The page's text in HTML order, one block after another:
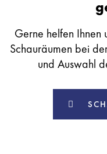
Gerne helfen Ihnen
Schauräumen bei
und Auswahl